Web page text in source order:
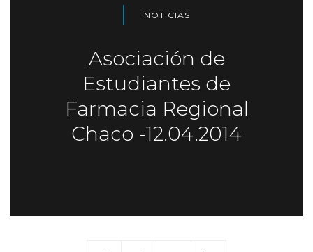
NOTICIAS
Asociación de
Estudiantes de
Farmacia Regional
Chaco -12.04.2014